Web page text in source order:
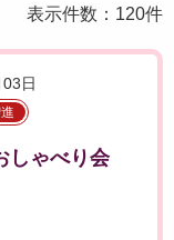
表示件数：120件
日
ゃべり会